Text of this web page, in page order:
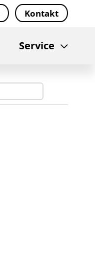
Kontakt
Service